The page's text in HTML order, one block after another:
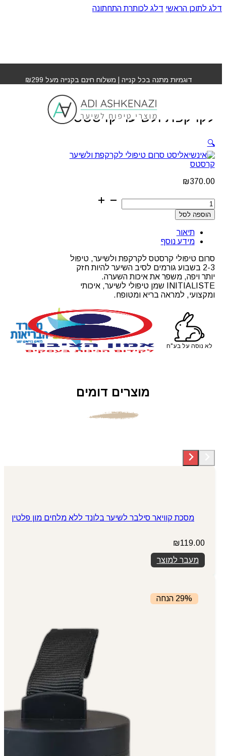
דלג לתוכן הראשי דלג לכותרת התחתונה
דוגמיות מתנה בכל קנייה | משלוח חינם בקנייה מעל ₪299
ולשיער קרסטס
אינשיאליסט סרום טיפולי
לקרקפת ולשיער קרסטס
🔍
₪370.00
כמות
של
אינשיאליסט
טיפולי
לקרקפת
קרסטס
הוספה לסל
תיאור
מידע נוסף
סרום טיפולי קרסטס לקרקפת ולשיער, טיפול
2-3 בשבוע גורמים לסיב השיער להיות חזק
יותר ויפה, משפר את איכות השערה.
INITIALISTE שמן טיפולי לשיער, איכותי
ומקצועי, למראה בריא ומטופח.
לא נוסה על בע"ח
מוצרים דומים
מסכת קוויאר סילבר לשיער בלונד ללא מלחים מון פלטין
₪119.00
מעבר למוצר
29% הנחה